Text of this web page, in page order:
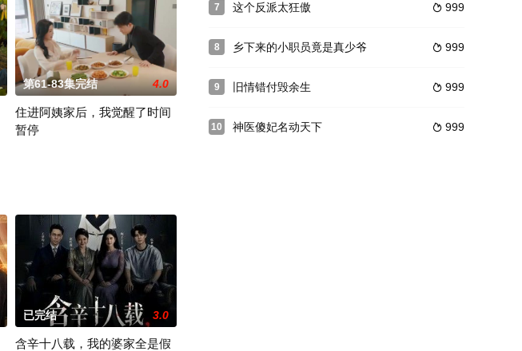
第61-83集完结 4.0
住进阿姨家后，我觉醒了时间
暂停
已完结 3.0
含辛十八载，我的婆家全是假
7  999
这个反派太狂傲
8  999
乡下来的小职员竟是真少爷
9  999
旧情错付毁余生
10  999
神医傻妃名动天下